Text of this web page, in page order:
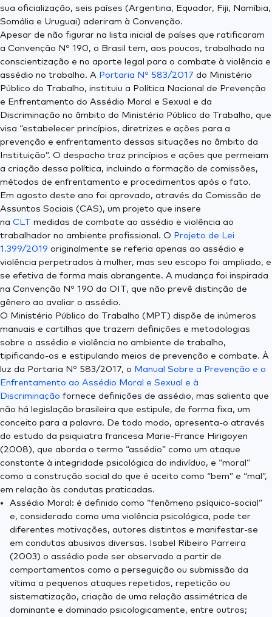
sua oficialização, seis países (Argentina, Equador, Fiji, Namíbia,
Somália e Uruguai) aderiram à Convenção.
Apesar de não figurar na lista inicial de países que ratificaram
a Convenção Nº 190, o Brasil tem, aos poucos, trabalhado na
conscientização e no aporte legal para o combate à violência e
assédio no trabalho. A Portaria Nº 583/2017 do Ministério
Público do Trabalho, instituiu a Política Nacional de Prevenção
e Enfrentamento do Assédio Moral e Sexual e da
Discriminação no âmbito do Ministério Público do Trabalho, que
visa “estabelecer princípios, diretrizes e ações para a
prevenção e enfrentamento dessas situações no âmbito da
Instituição”. O despacho traz princípios e ações que permeiam
a criação dessa política, incluindo a formação de comissões,
métodos de enfrentamento e procedimentos após o fato.
Em agosto deste ano foi aprovado, através da Comissão de
Assuntos Sociais (CAS), um projeto que insere
na CLT medidas de combate ao assédio e violência ao
trabalhador no ambiente profissional. O Projeto de Lei
1.399/2019 originalmente se referia apenas ao assédio e
violência perpetrados à mulher, mas seu escopo foi ampliado, e
se efetiva de forma mais abrangente. A mudança foi inspirada
na Convenção Nº 190 da OIT, que não prevê distinção de
gênero ao avaliar o assédio.
O Ministério Público do Trabalho (MPT) dispõe de inúmeros
manuais e cartilhas que trazem definições e metodologias
sobre o assédio e violência no ambiente de trabalho,
tipificando-os e estipulando meios de prevenção e combate. À
luz da Portaria Nº 583/2017, o Manual Sobre a Prevenção e o
Enfrentamento ao Assédio Moral e Sexual e à
Discriminação fornece definições de assédio, mas salienta que
não há legislação brasileira que estipule, de forma fixa, um
conceito para a palavra. De todo modo, apresenta-o através
do estudo da psiquiatra francesa Marie-France Hirigoyen
(2008), que aborda o termo “assédio” como um ataque
constante à integridade psicológica do indivíduo, e “moral”
como a construção social do que é aceito como “bem” e “mal”,
em relação às condutas praticadas.
Assédio Moral: é definido como “fenômeno psíquico-social”
e, considerado como uma violência psicológica, pode ter
diferentes motivações, autores distintos e manifestar-se
em condutas abusivas diversas. Isabel Ribeiro Parreira
(2003) o assédio pode ser observado a partir de
comportamentos como a perseguição ou submissão da
vítima a pequenos ataques repetidos, repetição ou
sistematização, criação de uma relação assimétrica de
dominante e dominado psicologicamente, entre outros;